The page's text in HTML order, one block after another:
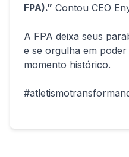
FPA).” Contou CEO
A FPA deixa seus
e se orgulha em
momento histórico.